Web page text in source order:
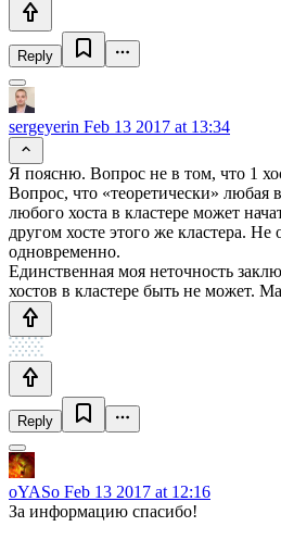
Reply
sergeyerin Feb 13 2017 at 13:34
Я поясню. Вопрос не в том, что 1
Вопрос, что «теоретически» любая
любого хоста в кластере может
другом хосте этого же кластера. Не
одновременно.
Единственная моя неточность
хостов в кластере быть не может.
Reply
oYASo Feb 13 2017 at 12:16
За информацию спасибо!